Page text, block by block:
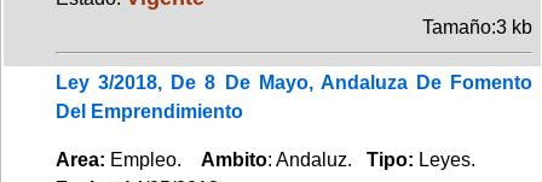
Tamaño:3 kb
Ley 3/2018, De 8 De Mayo, Andaluza De Fomento
Del Emprendimiento
Area: Empleo. Ambito: Andaluz. Tipo: Leyes.